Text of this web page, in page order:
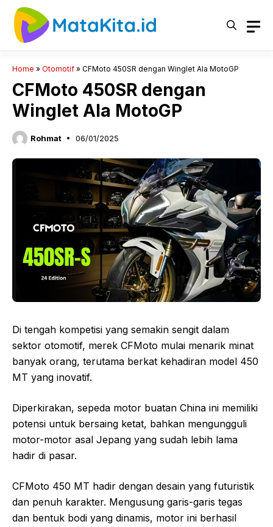
Langsung
Home » Otomotif » CFMoto 450SR dengan Winglet Ala MotoGP
CFMoto 450SR dengan
Winglet Ala MotoGP
Rohmat 06/01/2025
Di tengah kompetisi yang semakin sengit dalam
sektor otomotif, merek CFMoto mulai menarik minat
banyak orang, terutama berkat kehadiran model 450
MT yang inovatif.
Diperkirakan, sepeda motor buatan China ini memiliki
potensi untuk bersaing ketat, bahkan mengungguli
motor-motor asal Jepang yang sudah lebih lama
hadir di pasar.
CFMoto 450 MT hadir dengan desain yang futuristik
dan penuh karakter. Mengusung garis-garis tegas
dan bentuk bodi yang dinamis, motor ini berhasil